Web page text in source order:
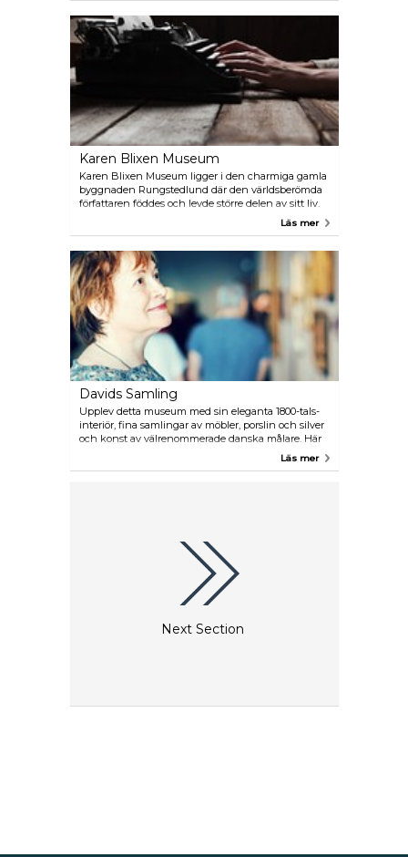
som Hammershøi, Eckersberg, Købke, Ancher och
Krøyer. Museet ligger i en av de vackraste parkerna i
hjärtat av Köpenhamn.
Karen Blixen Museum
Karen Blixen Museum ligger i den charmiga gamla
byggnaden Rungstedlund där den världsberömda
författaren föddes och levde större delen av sitt liv.
Upplev den unika atmosfären i de rum där böcker
utställningar och evenemang. Koppla av i det
mysiga kaféet som finns här.
Läs mer
Davids Samling
Upplev detta museum med sin eleganta 1800-tals-
interiör, fina samlingar av möbler, porslin och silver
och konst av välrenommerade danska målare. Här
finner ni allt från Jens Juel och Christen Købke till
Läs mer
Next Section